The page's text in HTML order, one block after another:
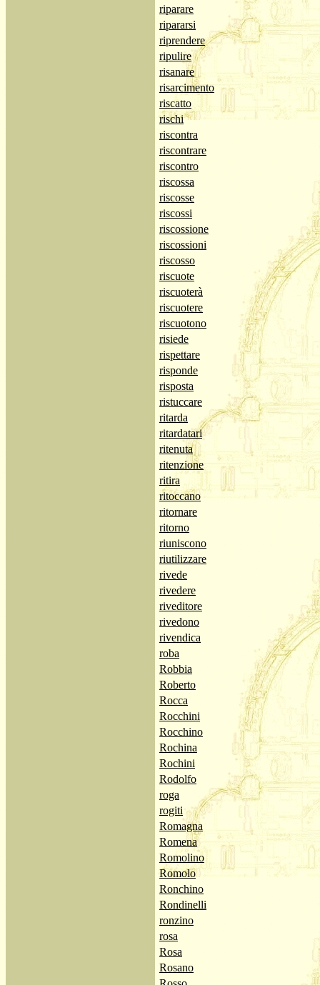
riparare
ripararsi
riprendere
ripulire
risanare
risarcimento
riscatto
rischi
riscontra
riscontrare
riscontro
riscossa
riscosse
riscossi
riscossione
riscossioni
riscosso
riscuote
riscuoterà
riscuotere
riscuotono
risiede
rispettare
risponde
risposta
ristuccare
ritarda
ritardatari
ritenuta
ritenzione
ritira
ritoccano
ritornare
ritorno
riuniscono
riutilizzare
rivede
rivedere
riveditore
rivedono
rivendica
roba
Robbia
Roberto
Rocca
Rocchini
Rocchino
Rochina
Rochini
Rodolfo
roga
rogiti
Romagna
Romena
Romolino
Romolo
Ronchino
Rondinelli
ronzino
rosa
Rosa
Rosano